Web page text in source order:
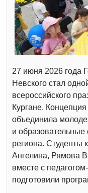
27 июня 2026 года
Невского стал
всероссийского
Кургане.
объединила
и
региона. Студенты
Ангелина, Рямова
вместе с
подготовили